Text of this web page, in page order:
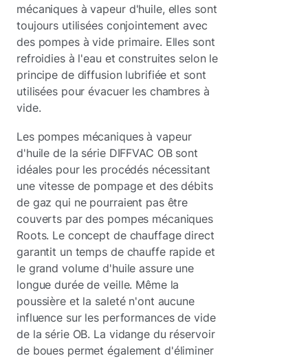
mécaniques à vapeur d'huile, elles sont
toujours utilisées conjointement avec
des pompes à vide primaire. Elles sont
refroidies à l'eau et construites selon le
principe de diffusion lubrifiée et sont
utilisées pour évacuer les chambres à
vide.
Les pompes mécaniques à vapeur
d'huile de la série DIFFVAC OB sont
idéales pour les procédés nécessitant
une vitesse de pompage et des débits
de gaz qui ne pourraient pas être
couverts par des pompes mécaniques
Roots. Le concept de chauffage direct
garantit un temps de chauffe rapide et
le grand volume d'huile assure une
longue durée de veille. Même la
poussière et la saleté n'ont aucune
influence sur les performances de vide
de la série OB. La vidange du réservoir
de boues permet également d'éliminer